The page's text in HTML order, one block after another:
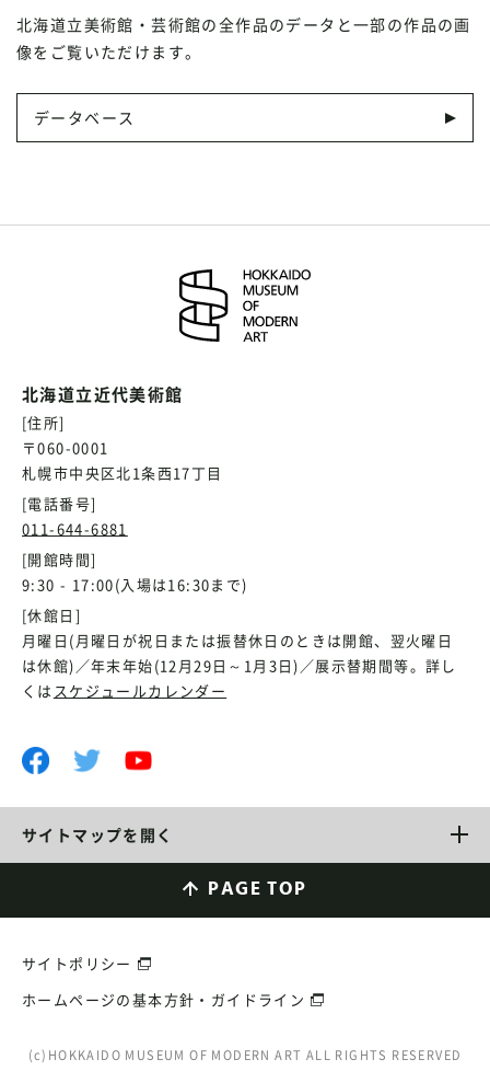
北海道立美術館・芸術館の全作品のデータと一部の作品の画
像をご覧いただけます。
データベース
北海道立近代美術館
[住所]
〒060-0001
札幌市中央区北1条西17丁目
[電話番号]
011-644-6881
[開館時間]
9:30 - 17:00(入場は16:30まで)
[休館日]
月曜日(月曜日が祝日または振替休日のときは開館、翌火曜日
は休館)／年末年始(12月29日～1月3日)／展示替期間等。詳し
くは スケジュールカレンダー
サイトマップを開く
PAGE TOP
サイトポリシー
ホームページの基本方針・ガイドライン
(c)HOKKAIDO MUSEUM OF MODERN ART ALL RIGHTS RESERVED